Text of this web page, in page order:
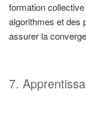
formation
algorithmes et des
assurer la
7.